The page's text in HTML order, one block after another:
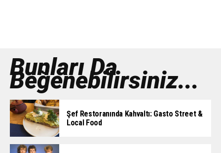
Bunları Da
Beğenebilirsiniz...
Şef Restoranında Kahvaltı: Gasto Street &
Local Food